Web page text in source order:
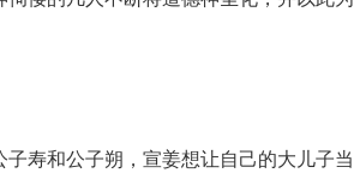
寿和公子朔，宣姜想让自己的大儿子